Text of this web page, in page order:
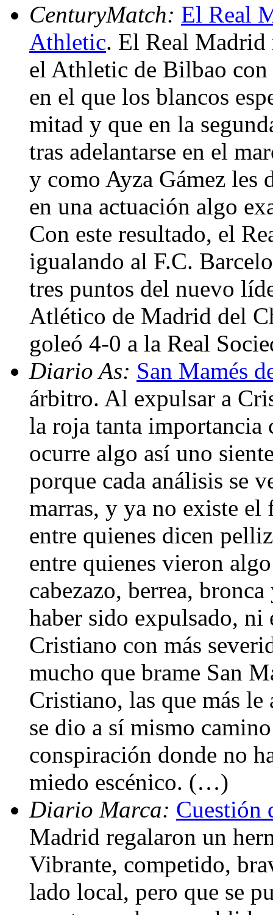
CenturyMatch: El Real
Athletic. El Real Madrid
el Athletic de Bilbao con
en el que los blancos
mitad y que en la
tras adelantarse en el
y como Ayza Gámez les
en una actuación algo
Con este resultado, el
igualando al F.C.
tres puntos del nuevo
Atlético de Madrid del
goleó 4-0 a la Real
Diario As: San Mamés
árbitro. Al expulsar a
la roja tanta importancia
ocurre algo así uno
porque cada análisis se
marras, y ya no existe
entre quienes dicen
entre quienes vieron
cabezazo, berrea,
haber sido expulsado,
Cristiano con más
mucho que brame San
Cristiano, las que más
se dio a sí mismo
conspiración donde no
miedo escénico. (…)
Diario Marca: Cuestión
Madrid regalaron un
Vibrante, competido,
lado local, pero que se